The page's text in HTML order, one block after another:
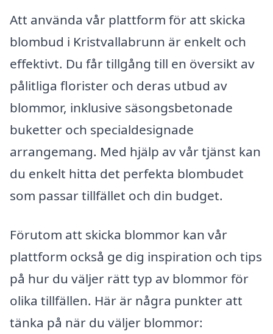
Att använda vår plattform för att skicka
blombud i Kristvallabrunn är enkelt och
effektivt. Du får tillgång till en översikt av
pålitliga florister och deras utbud av
blommor, inklusive säsongsbetonade
buketter och specialdesignade
arrangemang. Med hjälp av vår tjänst kan
du enkelt hitta det perfekta blombudet
som passar tillfället och din budget.
Förutom att skicka blommor kan vår
plattform också ge dig inspiration och tips
på hur du väljer rätt typ av blommor för
olika tillfällen. Här är några punkter att
tänka på när du väljer blommor: